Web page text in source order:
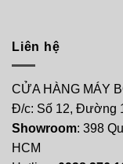
Liên hệ
CỬA HÀNG MÁY
Đ/c: Số 12, Đường
Showroom: 398
HCM